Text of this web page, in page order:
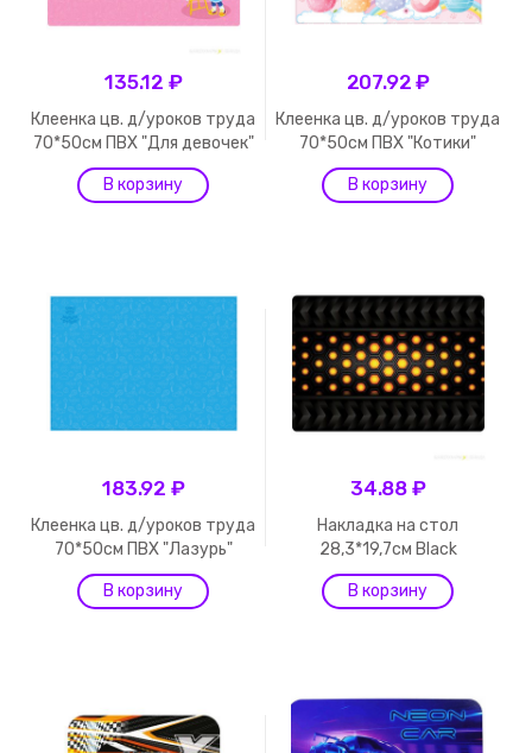
135.12 ₽
Клеенка цв. д/уроков труда
70*50см ПВХ "Для девочек"
207.92 ₽
Клеенка цв. д/уроков труда
70*50см ПВХ "Котики"
183.92 ₽
Клеенка цв. д/уроков труда
70*50см ПВХ "Лазурь"
34.88 ₽
Накладка на стол
28,3*19,7см Black